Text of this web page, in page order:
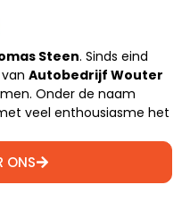
Steen. Sinds eind
Autobedrijf Wouter
Onder de naam
veel enthousiasme het
ONS